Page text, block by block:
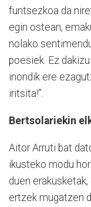
funtsezkoa da
egin ostean,
nolako
poesiek. Ez
inondik ere
iritsita!”.
Bertsolariekin
Aitor Arruti bat
ikusteko modu
duen
ertzek mugatzen